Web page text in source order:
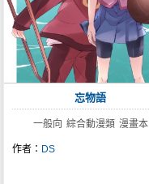
忘物語
一般向 綜合動漫類 漫畫本
作者： DS